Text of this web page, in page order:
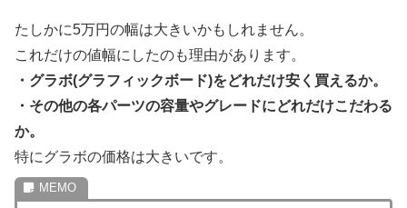
たしかに5万円の幅は大きいかもしれません。
これだけの値幅にしたのも理由があります。
・グラボ(グラフィックボード)をどれだけ安く買えるか。
・その他の各パーツの容量やグレードにどれだけこだわる
か。
特にグラボの価格は大きいです。